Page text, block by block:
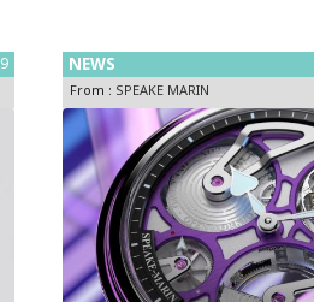
NEWS
From : SPEAKE MARIN